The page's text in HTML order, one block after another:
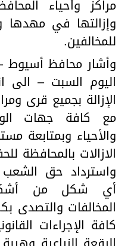
مراكز وأحياء
وإزالتها في مهدها
للمخالفين.
وأشار محافظ
اليوم السبت – الى
الإزالة بجميع قرى
مع كافة جهات
والأحياء وبمتابعة
الازالات بالمحافظة
واسترداد حق
أي شكل من
المخالفات والتصدى
كافة الإجراءات